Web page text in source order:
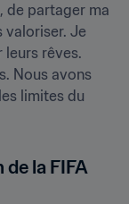
de partager ma
valoriser. Je
leurs rêves.
Nous avons
limites du
la FIFA